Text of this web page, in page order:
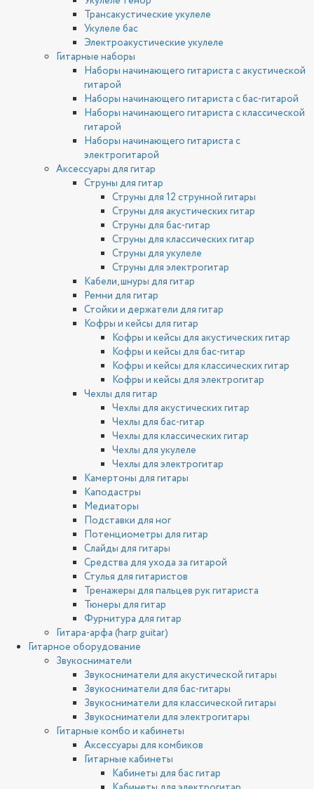
Трансакустические укулеле
Укулеле бас
Электроакустические укулеле
Гитарные наборы
Наборы начинающего гитариста с акустической
гитарой
Наборы начинающего гитариста с бас-гитарой
Наборы начинающего гитариста с классической
гитарой
Наборы начинающего гитариста с
электрогитарой
Аксессуары для гитар
Струны для гитар
Струны для 12 струнной гитары
Струны для акустических гитар
Струны для бас-гитар
Струны для классических гитар
Струны для укулеле
Струны для электрогитар
Кабели, шнуры для гитар
Ремни для гитар
Стойки и держатели для гитар
Кофры и кейсы для гитар
Кофры и кейсы для акустических гитар
Кофры и кейсы для бас-гитар
Кофры и кейсы для классических гитар
Кофры и кейсы для электрогитар
Чехлы для гитар
Чехлы для акустических гитар
Чехлы для бас-гитар
Чехлы для классических гитар
Чехлы для укулеле
Чехлы для электрогитар
Камертоны для гитары
Каподастры
Медиаторы
Подставки для ног
Потенциометры для гитар
Слайды для гитары
Средства для ухода за гитарой
Стулья для гитаристов
Тренажеры для пальцев рук гитариста
Тюнеры для гитар
Фурнитура для гитар
Гитара-арфа (harp guitar)
Гитарное оборудование
Звукосниматели
Звукосниматели для акустической гитары
Звукосниматели для бас-гитары
Звукосниматели для классической гитары
Звукосниматели для электрогитары
Гитарные комбо и кабинеты
Аксессуары для комбиков
Гитарные кабинеты
Кабинеты для бас гитар